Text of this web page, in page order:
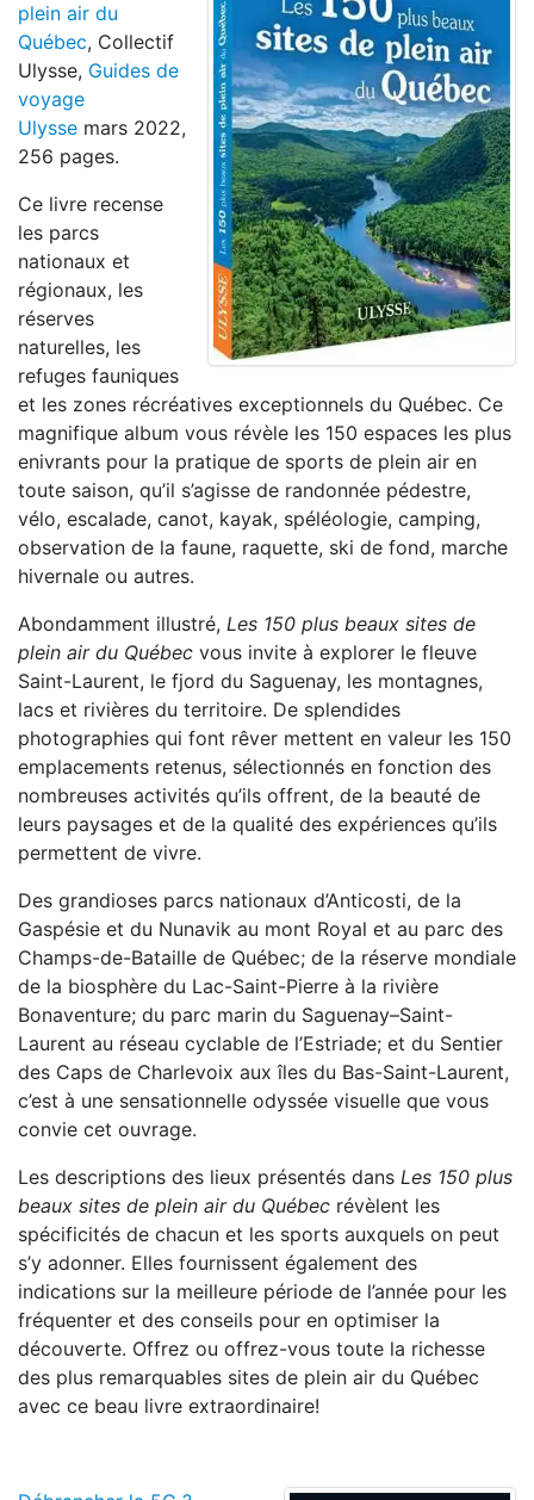
plein air du
Québec, Collectif
Ulysse, Guides de
voyage
Ulysse mars 2022,
256 pages.
Ce livre recense
les parcs
nationaux et
régionaux, les
réserves
naturelles, les
refuges fauniques
et les zones récréatives exceptionnels du Québec. Ce
magnifique album vous révèle les 150 espaces les plus
enivrants pour la pratique de sports de plein air en
toute saison, qu’il s’agisse de randonnée pédestre,
vélo, escalade, canot, kayak, spéléologie, camping,
observation de la faune, raquette, ski de fond, marche
hivernale ou autres.
Abondamment illustré, Les 150 plus beaux sites de
plein air du Québec vous invite à explorer le fleuve
Saint-Laurent, le fjord du Saguenay, les montagnes,
lacs et rivières du territoire. De splendides
photographies qui font rêver mettent en valeur les 150
emplacements retenus, sélectionnés en fonction des
nombreuses activités qu’ils offrent, de la beauté de
leurs paysages et de la qualité des expériences qu’ils
permettent de vivre.
Des grandioses parcs nationaux d’Anticosti, de la
Gaspésie et du Nunavik au mont Royal et au parc des
Champs-de-Bataille de Québec; de la réserve mondiale
de la biosphère du Lac-Saint-Pierre à la rivière
Bonaventure; du parc marin du Saguenay–Saint-
Laurent au réseau cyclable de l’Estriade; et du Sentier
des Caps de Charlevoix aux îles du Bas-Saint-Laurent,
c’est à une sensationnelle odyssée visuelle que vous
convie cet ouvrage.
Les descriptions des lieux présentés dans Les 150 plus
beaux sites de plein air du Québec révèlent les
spécificités de chacun et les sports auxquels on peut
s’y adonner. Elles fournissent également des
indications sur la meilleure période de l’année pour les
fréquenter et des conseils pour en optimiser la
découverte. Offrez ou offrez-vous toute la richesse
des plus remarquables sites de plein air du Québec
avec ce beau livre extraordinaire!